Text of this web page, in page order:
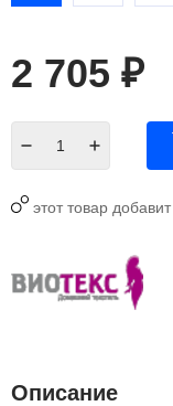
2 705 ₽
этот товар добавит
Описание